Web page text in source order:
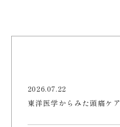
2026.07.22
東洋医学からみた頭痛ケア